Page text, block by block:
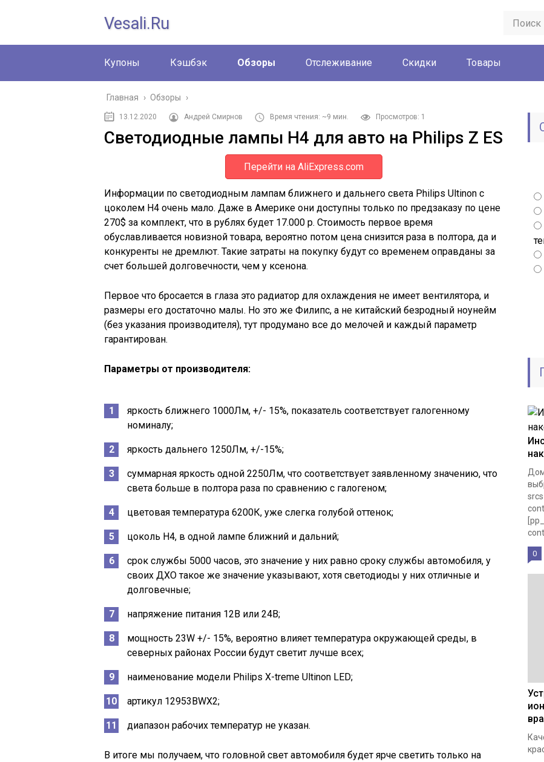
Vesali.ru
Купоны Кэшбэк Обзоры Отслеживание Скидки Товары
Главная › Обзоры ›
13.12.2020 Андрей Смирнов Время чтения: ~9 мин. Просмотров: 1
Светодиодные лампы H4 для авто на Philips Z ES
Перейти на AliExpress.com
Информации по светодиодным лампам ближнего и дальнего света Philips Ultinon с
цоколем H4 очень мало. Даже в Америке они доступны только по предзаказу по цене
270$ за комплект, что в рублях будет 17.000 р. Стоимость первое время
обуславливается новизной товара, вероятно потом цена снизится раза в полтора, да и
конкуренты не дремлют. Такие затраты на покупку будут со временем оправданы за
счет большей долговечности, чем у ксенона.
Первое что бросается в глаза это радиатор для охлаждения не имеет вентилятора, и
размеры его достаточно малы. Но это же Филипс, а не китайский безродный ноунейм
(без указания производителя), тут продумано все до мелочей и каждый параметр
гарантирован.
Параметры от производителя:
яркость ближнего 1000Лм, +/- 15%, показатель соответствует галогенному
номиналу;
яркость дальнего 1250Лм, +/-15%;
суммарная яркость одной 2250Лм, что соответствует заявленному значению, что
света больше в полтора раза по сравнению с галогеном;
цветовая температура 6200К, уже слегка голубой оттенок;
цоколь H4, в одной лампе ближний и дальний;
срок службы 5000 часов, это значение у них равно сроку службы автомобиля, у
своих ДХО такое же значение указывают, хотя светодиоды у них отличные и
долговечные;
напряжение питания 12В или 24В;
мощность 23W +/- 15%, вероятно влияет температура окружающей среды, в
северных районах России будут светит лучше всех;
наименование модели Philips X-treme Ultinon LED;
артикул 12953BWX2;
диапазон рабочих температур не указан.
В итоге мы получаем, что головной свет автомобиля будет ярче светить только на
0